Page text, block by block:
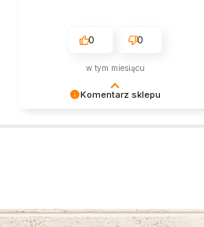
Komentarz sklepu
0 0
w tym miesiącu